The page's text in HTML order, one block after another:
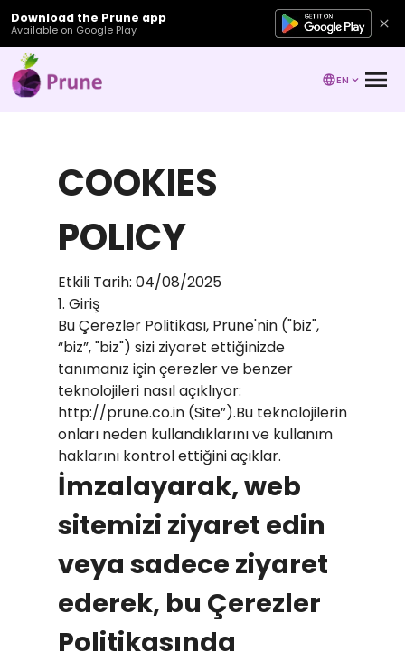
Download the Prune app
Available on Google Play
EN
COOKIES
POLICY
Etkili Tarih: 04/08/2025
1. Giriş
Bu Çerezler Politikası, Prune'nin ("biz",
“biz”, "biz") sizi ziyaret ettiğinizde
tanımanız için çerezler ve benzer
teknolojileri nasıl açıklıyor:
http://prune.co.in (Site”).Bu teknolojilerin
onları neden kullandıklarını ve kullanım
haklarını kontrol ettiğini açıklar.
İmzalayarak, web
sitemizi ziyaret edin
veya sadece ziyaret
ederek, bu Çerezler
Politikasında